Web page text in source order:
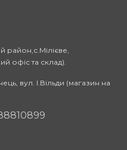
район,с.Мілієве,
офіс та склад).
вул. І.Вільди (магазин на